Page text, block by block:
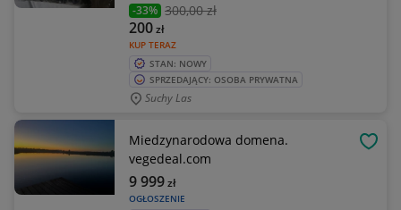
-33% 300,00 zł
KUP TERAZ
200zł
STAN: NOWY
SPRZEDAJĄCY: OSOBA PRYWATNA
Suchy Las
Miedzynarodowa domena.
vegedeal.com
OGŁOSZENIE
9 999zł